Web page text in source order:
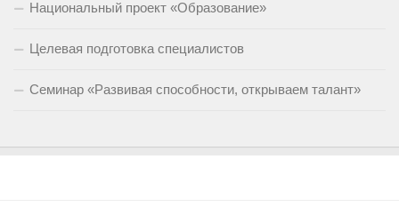
Национальный проект «Образование»
Целевая подготовка специалистов
Семинар «Развивая способности, открываем талант»